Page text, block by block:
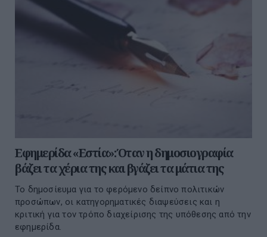
Εφημερίδα «Εστία»: Όταν η δημοσιογραφία
βάζει τα χέρια της και βγάζει τα μάτια της
Το δημοσίευμα για το φερόμενο δείπνο πολιτικών
προσώπων, οι κατηγορηματικές διαψεύσεις και η
κριτική για τον τρόπο διαχείρισης της υπόθεσης από την
εφημερίδα.